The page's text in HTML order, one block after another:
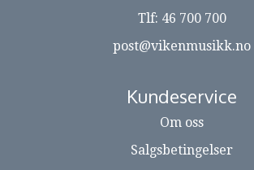
Tlf: 46 700 700
post@vikenmusikk.no
Kundeservice
Om oss
Salgsbetingelser